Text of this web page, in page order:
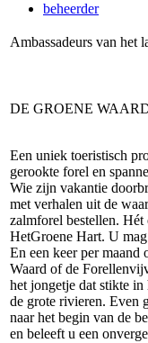
beheerder
Ambassadeurs van het
DE GROENE
Een uniek toeristisch
gerookte forel en
Wie zijn vakantie
met verhalen uit de
zalmforel bestellen.
HetGroene Hart. U
En een keer per
Waard of de
het jongetje dat stikte in
de grote rivieren. Even
naar het begin van de
en beleeft u een